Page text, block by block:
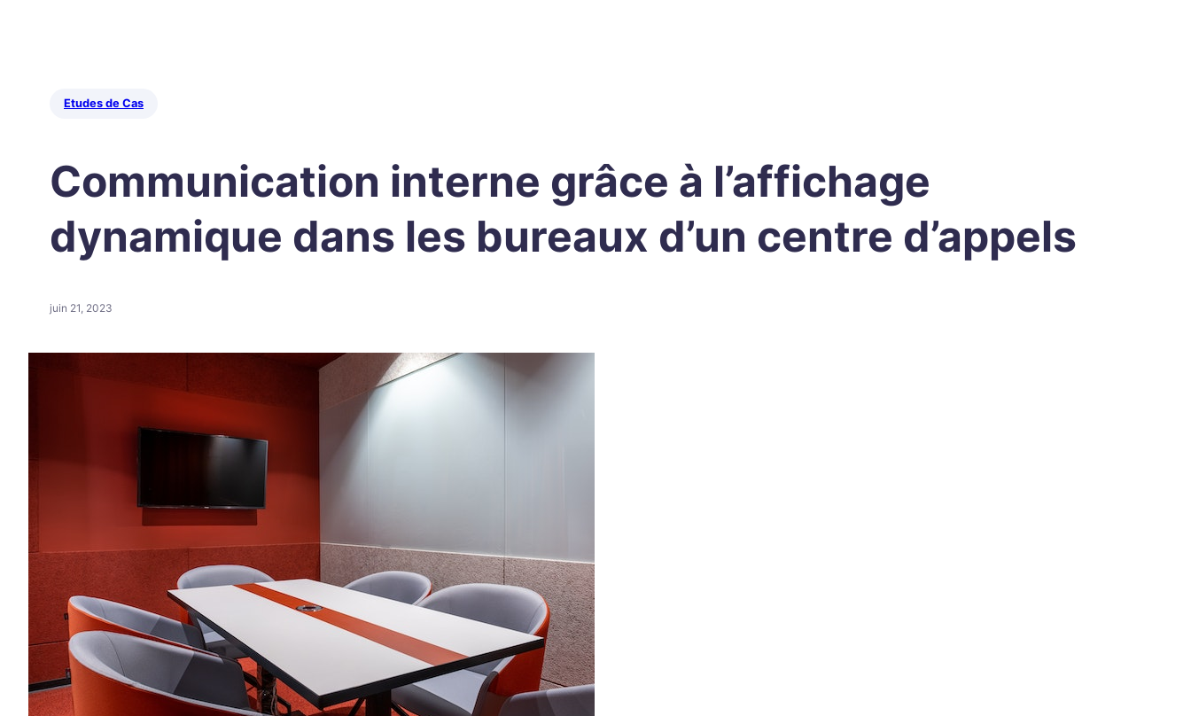
Etudes de Cas
Communication interne grâce à l’affichage
dynamique dans les bureaux d’un centre d’appels
juin 21, 2023